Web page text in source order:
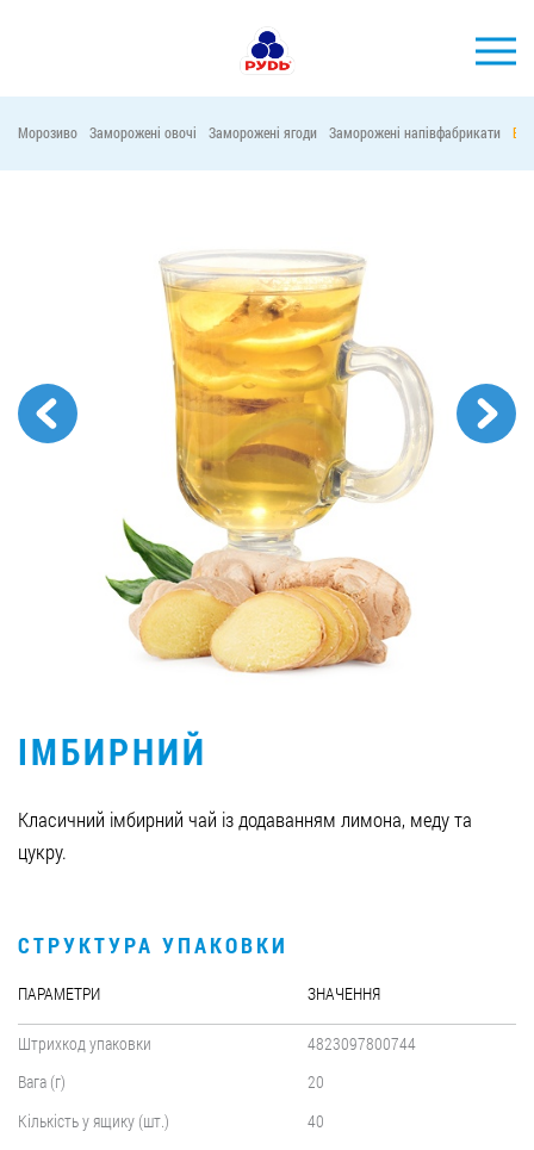
КОМПАНІЯ
СПОЖИВАЧАМ
АКЦІЇ
ПРЕС-ЦЕНТР
Тендерні закупівлі
Контакти
Вакансії
ЗАМОВИТИ ПРОДУКЦІЮ «РУДЬ»:
СТАТИ ПАРТНЕРОМ
0412 48 28 17
Морозиво Заморожені овочі Заморожені ягоди Заморожені напівфабрикати
ІМБИРНИЙ
Класичний імбирний чай із додаванням лимона, меду та
цукру.
СТРУКТУРА УПАКОВКИ
ПАРАМЕТРИ ЗНАЧЕННЯ
Штрихкод упаковки
4823097800744
Вага (г)
20
Кількість у ящику (шт.)
40